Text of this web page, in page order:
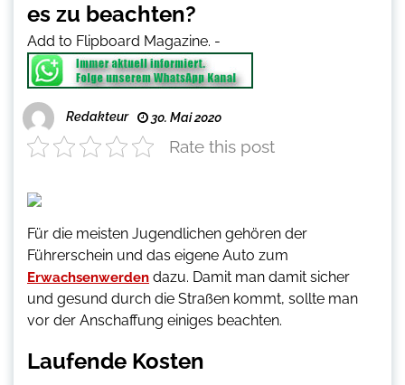
es zu beachten?
Add to Flipboard Magazine. -
Redakteur 30. Mai 2020
Rate this post
Für die meisten Jugendlichen gehören der
Führerschein und das eigene Auto zum
Erwachsenwerden dazu. Damit man damit sicher
und gesund durch die Straßen kommt, sollte man
vor der Anschaffung einiges beachten.
Laufende Kosten